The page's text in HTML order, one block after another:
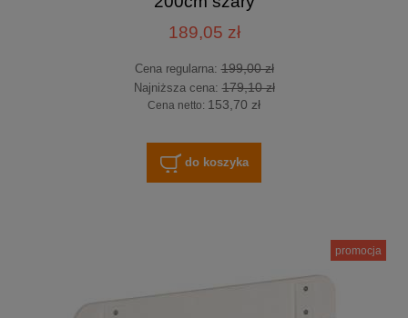
189,05 zł
Cena regularna:199,00 zł
Najniższa cena:179,10 zł
Cena netto: 153,70 zł
do koszyka
promocja